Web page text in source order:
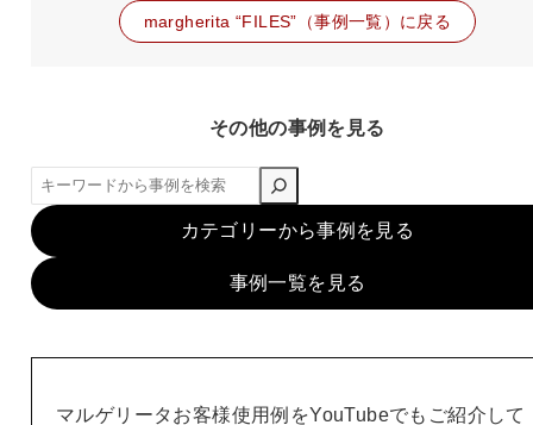
margherita “FILES”（事例一覧）に戻る
その他の事例を見る
検
索
カテゴリーから事例を見る
事例一覧を見る
マルゲリータお客様使用例をYouTubeでもご紹介して